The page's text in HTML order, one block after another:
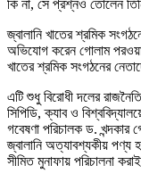
কি না, সে প্রশ্নও তোলেন
জ্বালানি খাতের শ্রমিক
অভিযোগ করেন গোলাম
খাতের শ্রমিক সংগঠনের
এটি শুধু বিরোধী দলের
সিপিডি, ক্যাব ও
গবেষণা পরিচালক ড.
জ্বালানি অত্যাবশ্যকীয় পণ্য
সীমিত মুনাফায় পরিচালনা